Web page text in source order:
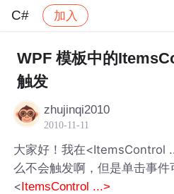
C# 加入
社区 C# 帖子详情
WPF 模板中的
触发
zhujinqi2010
2010-11-11
大家好！我在<ItemsControl
么不会触发啊，但是单击事件
<ItemsControl ...>